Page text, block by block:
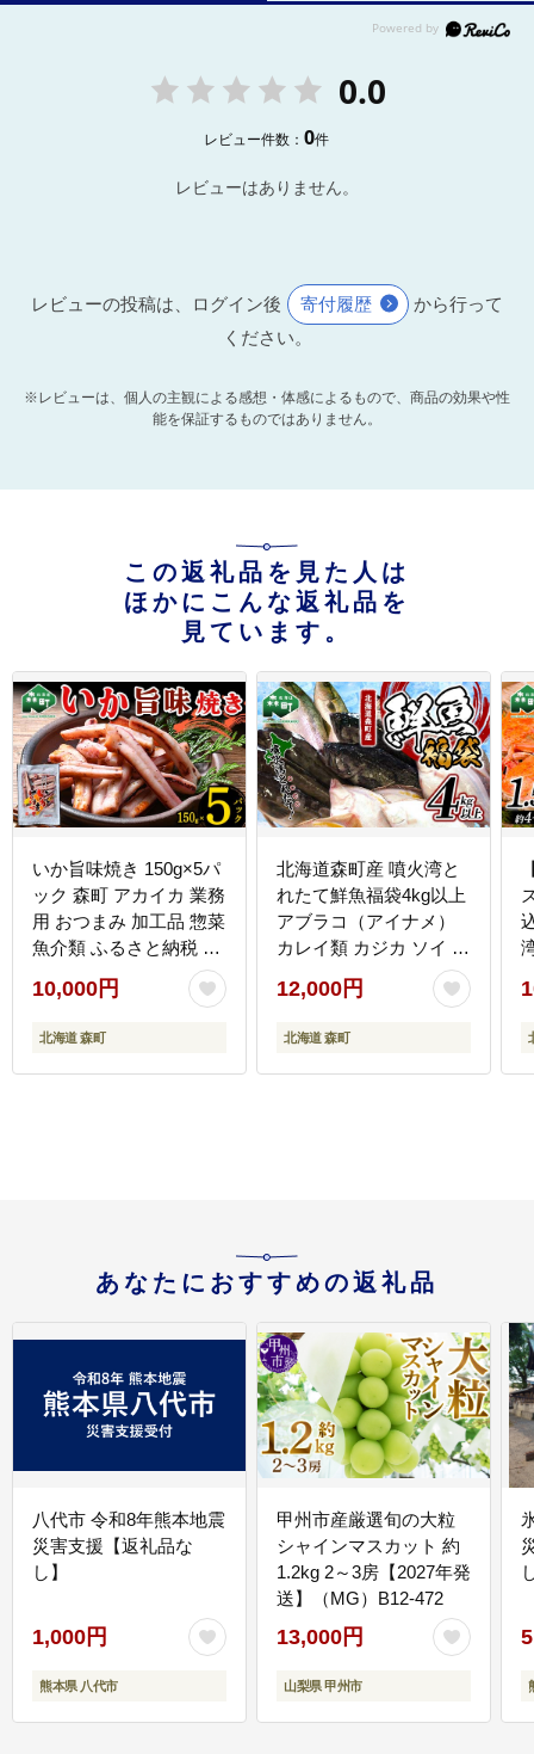
0.0
レビュー件数：0件
レビューはありません。
レビューの投稿は、ログイン後 寄付履歴
から行って
ください。
※レビューは、個人の主観による感想・体感によるもので、商品の効果や性
能を保証するものではありません。
この返礼品を見た人は
ほかにこんな返礼品を
見ています。
いか旨味焼き 150g×5パ
ック 森町 アカイカ 業務
用 おつまみ 加工品 惣菜
魚介類 ふるさと納税 北
海道 mr1-0647
10,000円
北海道 森町
北海道森町産 噴火湾と
れたて鮮魚福袋4kg以上
アブラコ（アイナメ）
カレイ類 カジカ ソイ ガ
ヤ ニシン 福袋 鮮魚 海
鮮 セット 焼き魚 煮付け
鍋 ふるさと納税 北海道
12,000円
北海道 森町
あなたにおすすめの返礼品
八代市 令和8年熊本地震
災害支援【返礼品な
し】
1,000円
熊本県 八代市
甲州市産厳選旬の大粒
シャインマスカット 約
1.2kg 2～3房【2027年発
送】（MG）B12-472
13,000円
山梨県 甲州市